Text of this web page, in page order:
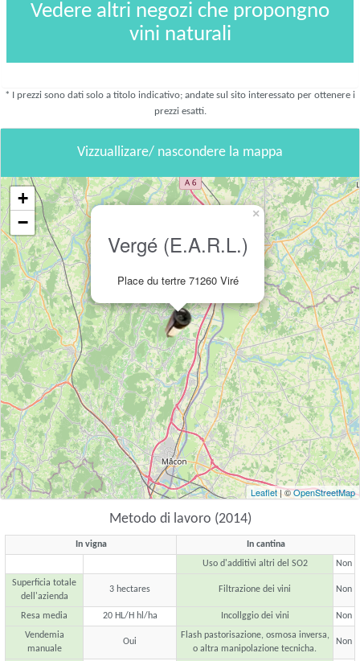
Vedere altri negozi che propongno
vini naturali
* I prezzi sono dati solo a titolo indicativo; andate sul sito interessato per ottenere i
prezzi esatti.
Vizzuallizare/ nascondere la mappa
Vergé (E.A.R.L.)
Place du tertre 71260 Viré
×
+
−
Leaflet| ©OpenStreetMap
Metodo di lavoro (2014)
In vigna
In cantina
Uso d'additivi altri del SO2
Non
Superficia totale
dell'azienda
3 hectares Filtrazione dei vini Non
Resa media 20 HL/H hl/ha Incollggio dei vini
Non
Vendemia
manuale
Oui
Flash pastorisazione, osmosa inversa,
o altra manipolazione tecnicha.
Non